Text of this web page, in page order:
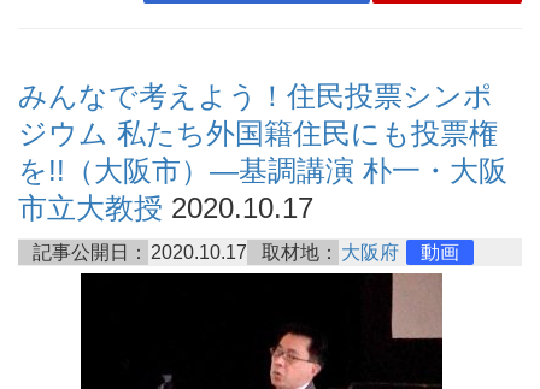
みんなで考えよう！住民投票シンポ
ジウム 私たち外国籍住民にも投票権
を!!（大阪市）―基調講演 朴一・大阪
市立大教授 2020.10.17
記事公開日： 2020.10.17 取材地： 大阪府 動画